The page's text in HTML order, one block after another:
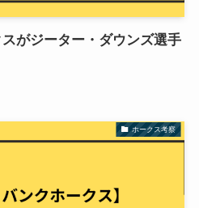
がジーター・ダウンズ選手
ホークス考察